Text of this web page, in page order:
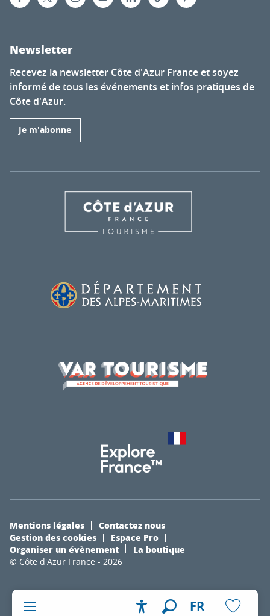
FR
Newsletter
Recevez la newsletter Côte d'Azur France et soyez
informé de tous les événements et infos pratiques de
Côte d'Azur.
Je m'abonne
© Côte d'Azur France - 2026
Mentions légales
Contactez nous
Gestion des cookies
Espace Pro
Organiser un évènement
La boutique